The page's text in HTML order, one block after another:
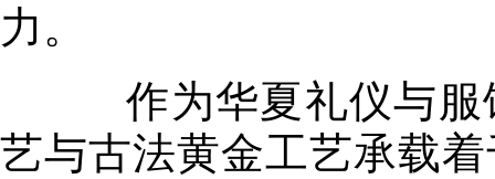
力。
作为华夏礼仪与服
艺与古法黄金工艺承载